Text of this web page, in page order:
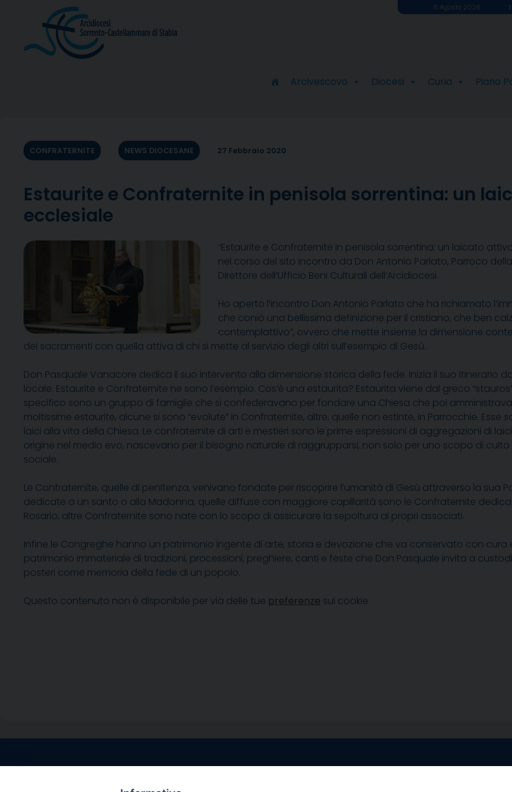
6 Agosto 2026
Arcivescovo Diocesi Curia Piano
CONFRATERNITE NEWS DIOCESANE 27 Febbraio 2020
Estaurite e Confraternite in penisola sorrentina: un
ecclesiale
“Estaurite e Confraternite in penisola sorrentina: un laicato
nel corso del sito incontro da Don Antonio Parlato, Parroco
Direttore dell’Ufficio Beni Culturali dell’Arcidiocesi.
Ho aperto l’incontro Don Antonio Parlato che ha richiamato
che coniò una bellissima definizione per il cristiano, che ben
contemplattivo”, ovvero che mette insieme la dimensione
dei sacramenti con quella attiva di chi si mette al servizio degli altri sull’esempio di Gesù.
Don Pasquale Vanacore dedica il suo intervento alla dimensione storica della fede. Inizia il suo itinerario
locale. Estaurite e Confraternite ne sono l’esempio. Cos’è una estaurita? Estaurita viene dal greco
specifico sono un gruppo di famiglie che si confederavano per fondare una Chiesa che poi
moltissime estaurite, alcune si sono “evolute” in Confraternite, altre, quelle non estinte, in Parrocchie.
laici alla vita della Chiesa. Le confraternite di arti e mestieri sono le prime espressioni di aggregazioni di
origine nel medio evo, nascevano per il bisogno naturale di raggrupparsi, non solo per uno scopo di
sociale.
Le Confraternite, quelle di penitenza, venivano fondate per riscoprire l’umanità di Gesù attraverso la sua
dedicate a un santo o alla Madonna, quelle diffuse con maggiore capillarità sono le Confraternite
Rosario, altre Confraternite sono nate con lo scopo di assicurare la sepoltura ai propri associati.
Infine le Congreghe hanno un patrimonio ingente di arte, storia e devozione che va conservato con cura
patrimonio immateriale di tradizioni, processioni, preghiere, canti e feste che Don Pasquale invita a
posteri come memoria della fede di un popolo.
Questo contenuto non è disponibile per via delle tue preferenze sui cookie
Via Santa Maria della Pietà, 44 – 80067